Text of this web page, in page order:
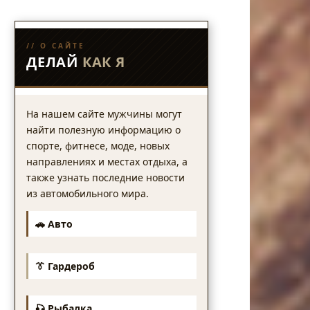
// О САЙТЕ
ДЕЛАЙ КАК Я
На нашем сайте мужчины могут
найти полезную информацию о
спорте, фитнесе, моде, новых
направлениях и местах отдыха, а
также узнать последние новости
из автомобильного мира.
🚗 Авто
👔 Гардероб